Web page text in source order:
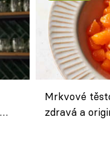
Mrkvové
zdravá a